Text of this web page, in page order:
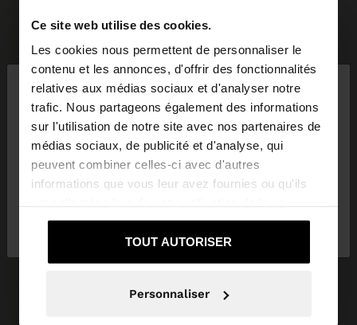
Ce site web utilise des cookies.
Les cookies nous permettent de personnaliser le
contenu et les annonces, d'offrir des fonctionnalités
relatives aux médias sociaux et d'analyser notre
trafic. Nous partageons également des informations
sur l'utilisation de notre site avec nos partenaires de
médias sociaux, de publicité et d'analyse, qui
peuvent combiner celles-ci avec d'autres
informations que vous leur avez fournies ou qu'ils
services.
TOUT AUTORISER
Personnaliser
bonjour ×
Vous accédez au site depuis Suisse. Voulez-vous
parcourir notre site au United States?